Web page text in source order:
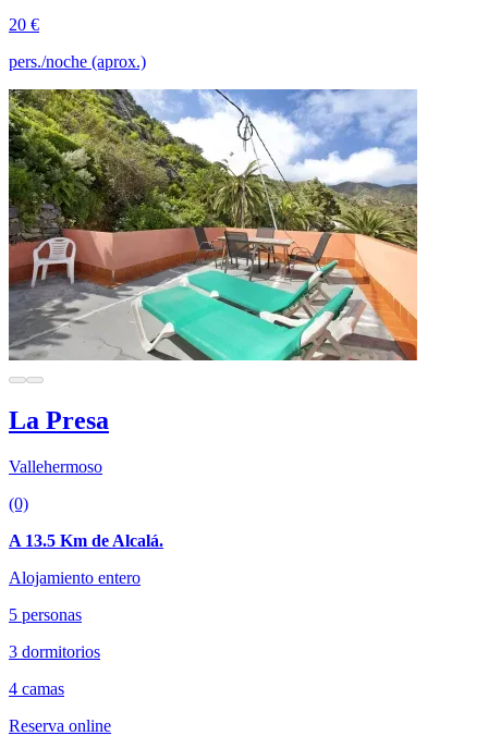
20 €
pers./noche (aprox.)
La Presa
Vallehermoso
(0)
A 13.5 Km de Alcalá.
Alojamiento entero
5 personas
3 dormitorios
4 camas
Reserva online